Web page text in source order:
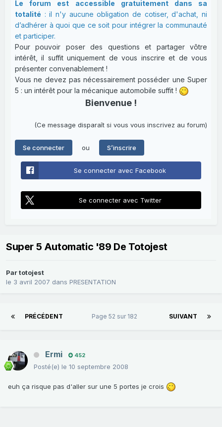
Le forum est accessible gratuitement dans sa
totalité : il n'y aucune obligation de cotiser, d'achat, ni
d’adhérer à quoi que ce soit pour intégrer la communauté
et participer.
Pour pouvoir poser des questions et partager vôtre
intérêt, il suffit uniquement de vous inscrire et de vous
présenter convenablement !
Vous ne devez pas nécessairement posséder une Super
5 : un intérêt pour la mécanique automobile suffit !
Bienvenue !
(Ce message disparaît si vous vous inscrivez au forum)
Se connecter ou S’inscrire
Se connecter avec Facebook
Se connecter avec Twitter
Super 5 Automatic '89 De Totojest
Partotojest
le 3 avril 2007 dans PRESENTATION
PRÉCÉDENT SUIVANT
Page 52 sur 182
Ermi 452
Posté(e) le 10 septembre 2008
euh ça risque pas d'aller sur une 5 portes je crois